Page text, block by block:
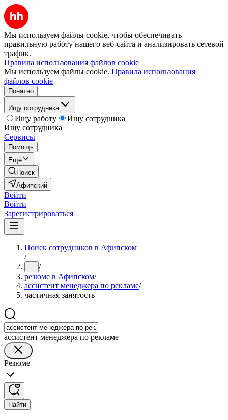
Мы используем файлы cookie, чтобы обеспечивать
правильную работу нашего веб-сайта и анализировать сетевой
трафик.
Правила использования файлов cookie
Мы используем файлы cookie. Правила использования
файлов cookie
Понятно
Ищу сотрудника
Ищу работу
Ищу сотрудника
Ищу сотрудника
Сервисы
Помощь
Ещё
Поиск
Афипский
Войти
Войти
Зарегистрироваться
Поиск сотрудников в Афипском
/
... /
резюме в Афипском/
ассистент менеджера по рекламе/
частичная занятость
ассистент менеджера по рекламе
Резюме
Найти